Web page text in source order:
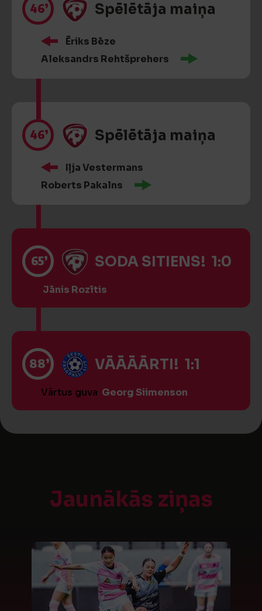
46’ Spēlētāja maiņa
Ēriks Bēze
Aleksandrs Rehtšprehers
46’ Spēlētāja maiņa
Iļja Vestermans
Roberts Pakalns
65’ SODA SITIENS! 1:0
Jānis Rozītis
88’ VĀĀĀĀRTI! 1:1
Vārtus guva Georg Siimenson
Jaunākās ziņas